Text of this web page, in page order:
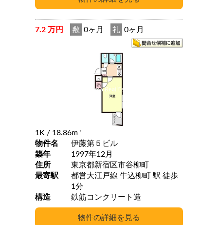
7.2 万円 敷 0ヶ月 礼 0ヶ月
1K / 18.86m 2
物件名
伊藤第５ビル
築年
1997年12月
住所
東京都新宿区市谷柳町
最寄駅
都営大江戸線 牛込柳町 駅 徒歩
1分
構造
鉄筋コンクリート造